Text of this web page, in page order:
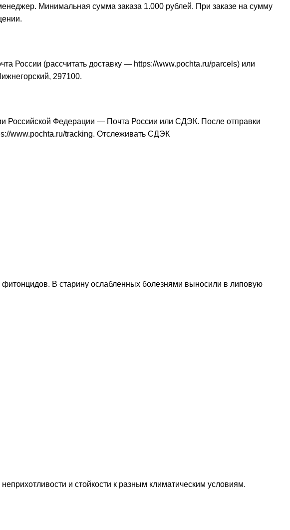
Минимальная сумма заказа 1.000 рублей. При заказе на сумму
России (рассчитать доставку — https://www.pochta.ru/parcels) или
297100.
Российской Федерации — Почта России или СДЭК. После отправки
www.pochta.ru/tracking. Отслеживать СДЭК
В старину ослабленных болезнями выносили в липовую
и стойкости к разным климатическим условиям.